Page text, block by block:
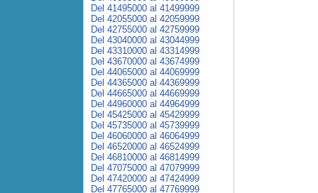
Del 41495000 al 41499999
Del 42055000 al 42059999
Del 42755000 al 42759999
Del 43040000 al 43044999
Del 43310000 al 43314999
Del 43670000 al 43674999
Del 44065000 al 44069999
Del 44365000 al 44369999
Del 44665000 al 44669999
Del 44960000 al 44964999
Del 45425000 al 45429999
Del 45735000 al 45739999
Del 46060000 al 46064999
Del 46520000 al 46524999
Del 46810000 al 46814999
Del 47075000 al 47079999
Del 47420000 al 47424999
Del 47765000 al 47769999